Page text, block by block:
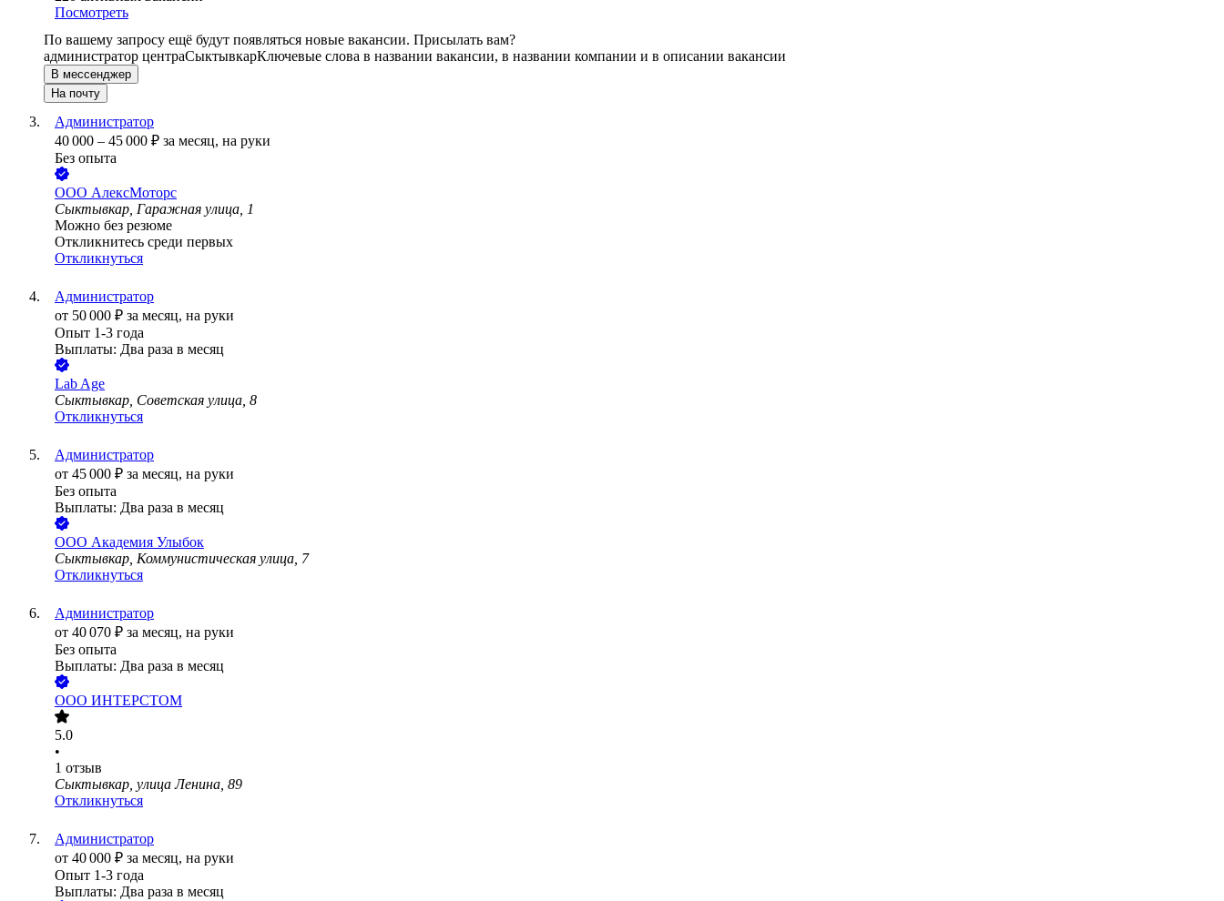
Посмотреть
По вашему запросу ещё будут появляться новые вакансии. Присылать вам?
администратор центраСыктывкарКлючевые слова в названии вакансии, в названии компании и в описании вакансии
В мессенджер
На почту
Администратор
40 000 – 45 000 ₽ за месяц, на руки
Без опыта
ООО АлексМоторс
Сыктывкар, Гаражная улица, 1
Можно без резюме
Откликнитесь среди первых
Откликнуться
Администратор
от 50 000 ₽ за месяц, на руки
Опыт 1-3 года
Выплаты: Два раза в месяц
Lab Age
Сыктывкар, Советская улица, 8
Откликнуться
Администратор
от 45 000 ₽ за месяц, на руки
Без опыта
Выплаты: Два раза в месяц
ООО Академия Улыбок
Сыктывкар, Коммунистическая улица, 7
Откликнуться
Администратор
от 40 070 ₽ за месяц, на руки
Без опыта
Выплаты: Два раза в месяц
ООО ИНТЕРСТОМ
5.0
•
1 отзыв
Сыктывкар, улица Ленина, 89
Откликнуться
Администратор
от 40 000 ₽ за месяц, на руки
Опыт 1-3 года
Выплаты: Два раза в месяц